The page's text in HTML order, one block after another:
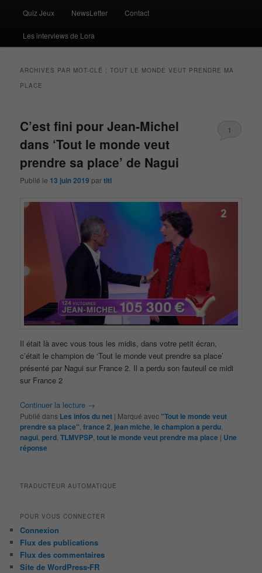
Quiz Jeux NewsLetter Contact
Les interviews de Lora
ARCHIVES PAR MOT-CLÉ :TOUT LE MONDE VEUT PRENDRE MA
PLACE
C’est fini pour Jean-Michel
dans ‘Tout le monde veut
prendre sa place’ de Nagui
Publié le 13 juin 2019 partiti
1
Il était là avec vous tous les midis, dans votre petit écran,
c’était le champion de ‘Tout le monde veut prendre sa place’
présenté par Nagui sur France 2. Il a perdu son fauteuil ce midi
sur France 2
Continuer la lecture →
Publié dans Les infos du net | Marqué avec"Tout le monde veut
prendre sa place" ,france 2 jean miche le champion a perdu
nagui ,perd ,TLMVPSP ,tout le monde veut prendre ma place | Une
réponse
TRADUCTEUR AUTOMATIQUE
POUR VOUS CONNECTER
Connexion
Flux des publications
Flux des commentaires
Site de WordPress-FR